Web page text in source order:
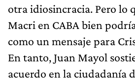
otra idiosincracia. Pero lo
Macri en CABA bien
como un mensaje para
En tanto, Juan Mayol
acuerdo en la ciudadanía